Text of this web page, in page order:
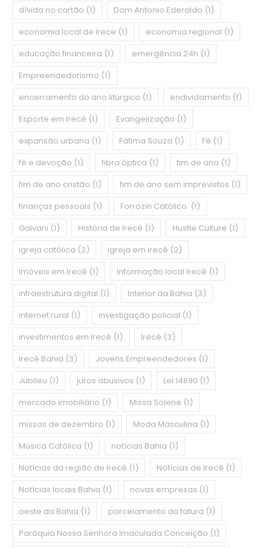
dívida no cartão (1) Dom Antonio Ederaldo (1)
economia local de irece (1) economia regional (1)
educação financeira (1) emergência 24h (1)
Empreendedorismo (1)
encerramento do ano litúrgico (1) endividamento (1)
Esporte em Irecê (1) Evangelização (1)
expansão urbana (1) Fátima Souza (1) Fé (1)
fé e devoção (1) fibra óptica (1) fim de ano (1)
fim de ano cristão (1) fim de ano sem imprevistos (1)
finanças pessoais (1) Forrozin Católico. (1)
Galvani (1) História de Irecê (1) Hustle Culture (1)
igreja católica (2) igreja em irecê (2)
Imóveis em Irecê (1) Informação local Irecê (1)
infraestrutura digital (1) Interior da Bahia (3)
internet rural (1) investigação policial (1)
investimentos em Irecê (1) Irecê (3)
Irecê Bahia (3) Jovens Empreendedores (1)
Jubileu (1) juros abusivos (1) Lei 14690 (1)
mercado imobiliário (1) Missa Solene (1)
missas de dezembro (1) Moda Masculina (1)
Música Católica (1) notícias Bahia (1)
Notícias da região de Irecê (1) Notícias de Irecê (1)
Notícias locais Bahia (1) novas empresas (1)
oeste da Bahia (1) parcelamento da fatura (1)
Paróquia Nossa Senhora Imaculada Conceição (1)